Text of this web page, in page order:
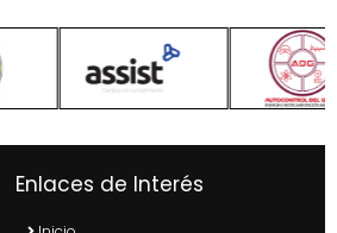
Enlaces de Interés